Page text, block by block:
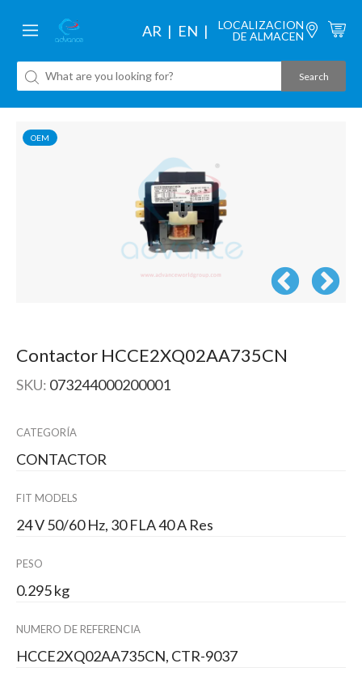
AR EN
LOCALIZACION
DE ALMACEN
OEM
Contactor HCCE2XQ02AA735CN
SKU: 073244000200001
CATEGORÍA
CONTACTOR
FIT MODELS
24 V 50/60 Hz, 30 FLA 40 A Res
PESO
0.295 kg
NUMERO DE REFERENCIA
HCCE2XQ02AA735CN, CTR-9037